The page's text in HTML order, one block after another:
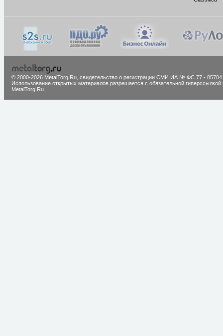
© 2000-2026 MetalTorg.Ru, cвидетельство о регистрации СМИ ИА № ФС 77 - 85704
Использование открытых материалов разрешается с обязательной гиперссылкой
MetalTorg.Ru